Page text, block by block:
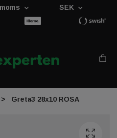
SEK
Greta3 28x10 ROSA